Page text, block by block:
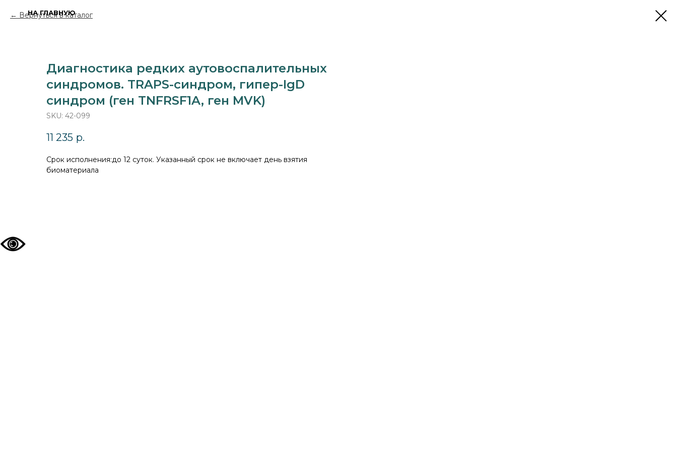
Вернуться в каталог
Диагностика редких аутовоспалительных
синдромов. TRAPS-синдром, гипер-IgD
синдром (ген TNFRSF1A, ген MVK)
SKU: 42-099
11 235 р.
Cрок исполнения:до 12 суток. Указанный срок не включает день взятия
биоматериала
НА ГЛАВНУЮ